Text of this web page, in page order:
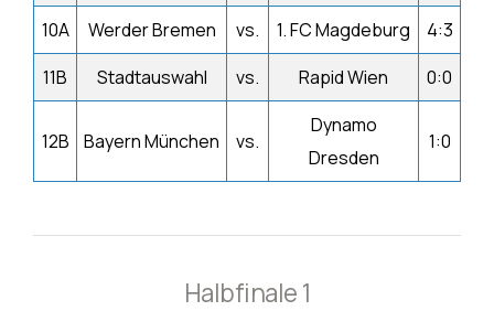
10A
Werder Bremen vs. 1. FC Magdeburg
4:3
11B
Stadtauswahl vs. Rapid Wien 0:0
12B Bayern München vs.
Dynamo
Dresden
1:0
Halbfinale 1